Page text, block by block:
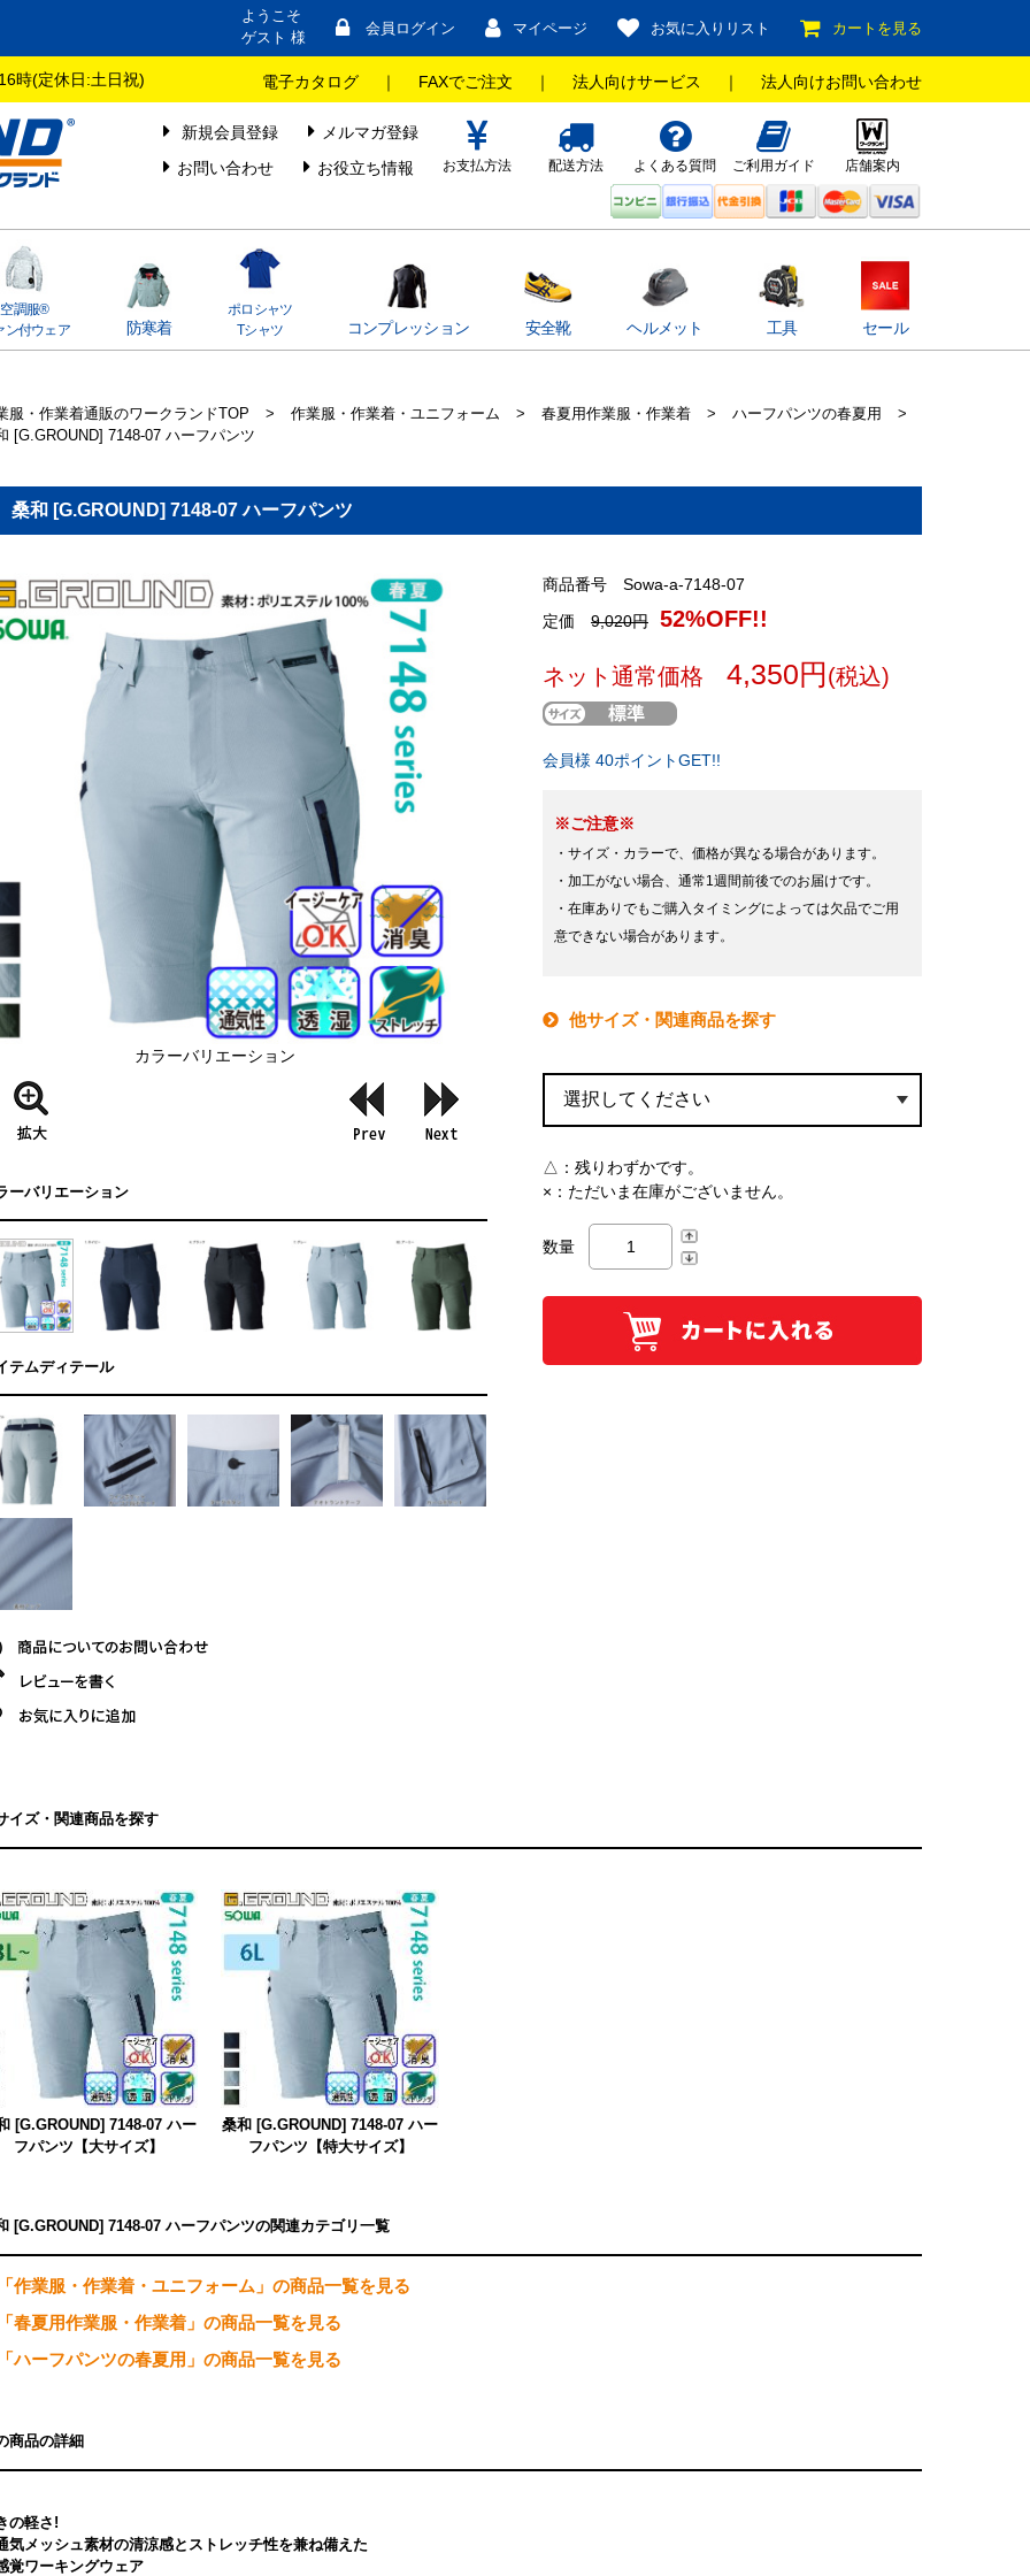
ようこそ
ゲスト 様
会員ログイン マイページ お気に入りリスト カートを見る
時(定休日:土日祝) 電子カタログ ｜ FAXでご注文 ｜ 法人向けサービス ｜ 法人向けお問い合わせ
新規会員登録
メルマガ登録
お問い合わせ
お役立ち情報 お支払方法 配送方法 よくある質問 ご利用ガイド 店舗案内
空調服®
ン付ウェア
防寒着
ポロシャツ
Tシャツ
コンプレッション 安全靴 ヘルメット 工具 セール
服・作業着通販のワークランドTOP > 作業服・作業着・ユニフォーム > 春夏用作業服・作業着 > ハーフパンツの春夏用
>
[G.GROUND] 7148-07 ハーフパンツ
桑和 [G.GROUND] 7148-07 ハーフパンツ
商品番号 Sowa-a-7148-07
定価 9,020円 52%OFF!!
ネット通常価格 4,350円 (税込)
会員様 40ポイントGET!!
※ご注意※
・サイズ・カラーで、価格が異なる場合があります。
・加工がない場合、通常1週間前後でのお届けです。
・在庫ありでもご購入タイミングによっては欠品でご用
意できない場合があります。
他サイズ・関連商品を探す
△： 残りわずかです。
×： ただいま在庫がございません。
数量
カラーバリエーション
ーバリエーション
テムディテール
イズ・関連商品を探す
[G.GROUND] 7148-07 ハー
フパンツ【大サイズ】
桑和 [G.GROUND] 7148-07 ハー
フパンツ【特大サイズ】
[G.GROUND] 7148-07 ハーフパンツの関連カテゴリ一覧
作業服・作業着・ユニフォーム」の商品一覧を見る
春夏用作業服・作業着」の商品一覧を見る
ハーフパンツの春夏用」の商品一覧を見る
商品の詳細
の軽さ!
気メッシュ素材の清涼感とストレッチ性を兼ね備えた
覚ワーキングウェア